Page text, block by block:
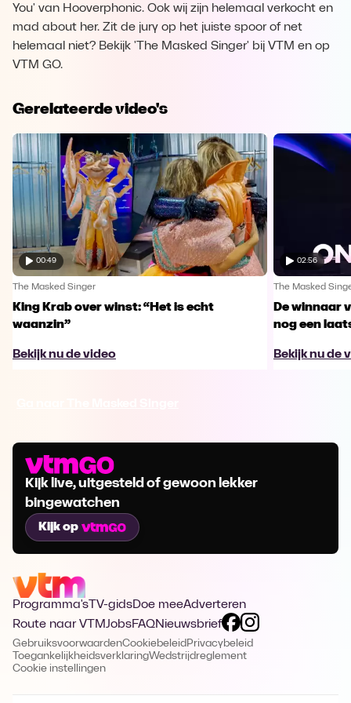
You' van Hooverphonic. Ook wij zijn helemaal verkocht en
mad about her. Zit de jury op het juiste spoor of net
helemaal niet? Bekijk 'The Masked Singer' bij VTM en op
VTM GO.
Gerelateerde video's
00:49
The Masked Singer
King Krab over winst: “Het is echt
waanzin”
Bekijk nu de video
02:56
The Masked
De winnaar
nog een
Bekijk nu de
Kijk live, uitgesteld of gewoon lekker
bingewatchen
Kijk op
Programma's TV-gidsDoe meeAdverteren
Route naar VTMJobsFAQNieuwsbrief
GebruiksvoorwaardenCookiebeleid Privacybeleid
ToegankelijkheidsverklaringWedstrijdreglement
Cookie instellingen